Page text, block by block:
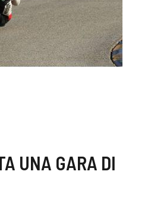
UNA GARA DI